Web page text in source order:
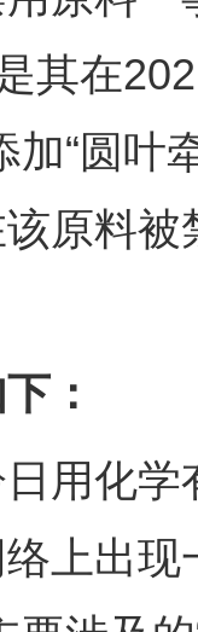
其在
加“圆叶
原料
：
化学
上出现